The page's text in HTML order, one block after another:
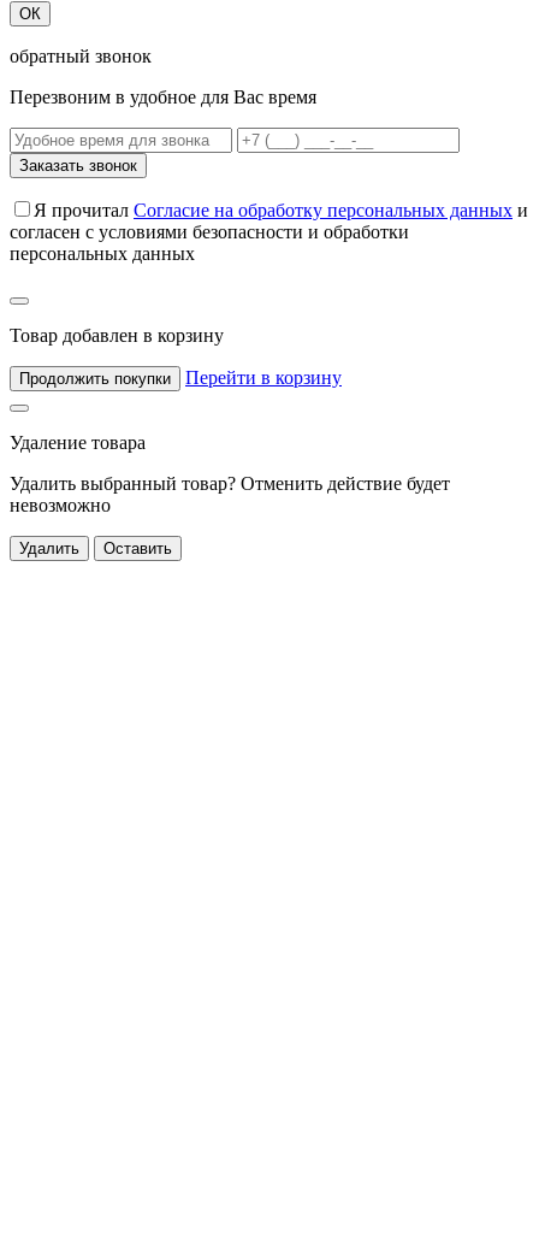
ОК
обратный звонок
Перезвоним в удобное для Вас время
Заказать звонок
Я прочитал Согласие на обработку персональных данных и
согласен с условиями безопасности и обработки
персональных данных
Товар добавлен в корзину
Продолжить покупки Перейти в корзину
Удаление товара
Удалить выбранный товар? Отменить действие будет
невозможно
Удалить Оставить